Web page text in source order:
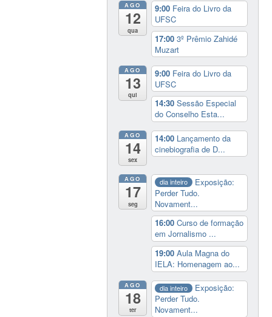
AGO
12
qua
9:00 Feira do Livro da
UFSC
17:003º Prêmio Zahidé
Muzart
AGO
13
qui
9:00 Feira do Livro da
UFSC
14:30Sessão Especial
do Conselho Esta...
AGO
14
sex
14:00 Lançamento da
cinebiografia de D...
AGO
17
seg
dia inteiro
Exposição:
Perder Tudo.
Novament...
16:00Curso de formação
em Jornalismo ...
19:00Aula Magna do
IELA: Homenagem ao...
AGO
18
ter
dia inteiro
Exposição:
Perder Tudo.
Novament...